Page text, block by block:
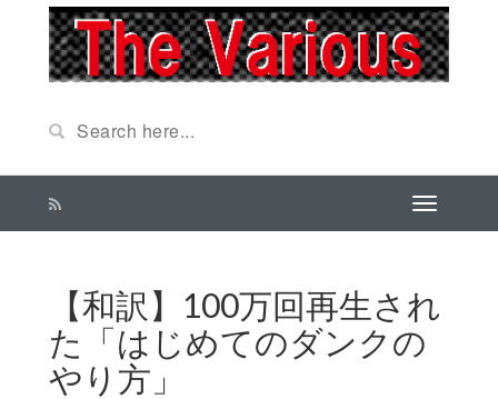
【和訳】100万回再生され
た「はじめてのダンクの
やり方」